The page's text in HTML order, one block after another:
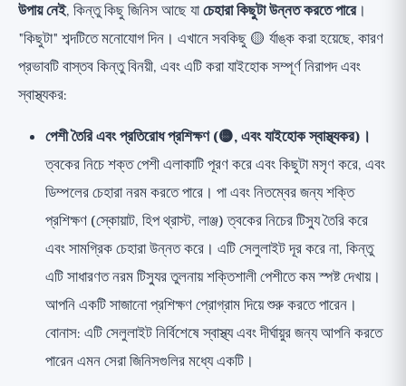
উপায় নেই, কিন্তু কিছু জিনিস আছে যাচেহারা কিছুটা উন্নত করতে পারে।
"কিছুটা" শব্দটিতে মনোযোগ দিন। এখানে সবকিছু 🟡 র্যাঙ্ক করা হয়েছে, কারণ
প্রভাবটি বাস্তব কিন্তু বিনয়ী, এবং এটি করা যাইহোক সম্পূর্ণ নিরাপদ এবং
স্বাস্থ্যকর:
পেশী তৈরি এবং প্রতিরোধ প্রশিক্ষণ (🟡, এবং যাইহোক স্বাস্থ্যকর)।
ত্বকের নিচে শক্ত পেশী এলাকাটি পূরণ করে এবং কিছুটা মসৃণ করে, এবং
ডিম্পলের চেহারা নরম করতে পারে। পা এবং নিতম্বের জন্য শক্তি
প্রশিক্ষণ (স্কোয়াট, হিপ থ্রাস্ট, লাঞ্জ) ত্বকের নিচের টিস্যু তৈরি করে
এবং সামগ্রিক চেহারা উন্নত করে। এটি সেলুলাইট দূর করে না, কিন্তু
এটি সাধারণত নরম টিস্যুর তুলনায় শক্তিশালী পেশীতে কম স্পষ্ট দেখায়।
আপনি একটিসাজানো প্রশিক্ষণ প্রোগ্রামদিয়ে শুরু করতে পারেন।
বোনাস: এটি সেলুলাইট নির্বিশেষে স্বাস্থ্য এবং দীর্ঘায়ুর জন্য আপনি করতে
পারেন এমন সেরা জিনিসগুলির মধ্যে একটি।